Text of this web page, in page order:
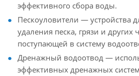
эффективного сбора воды.
Пескоуловители — устройства
удаления песка, грязи и других
поступающей в систему
Дренажный водоотвод —
эффективных дренажных